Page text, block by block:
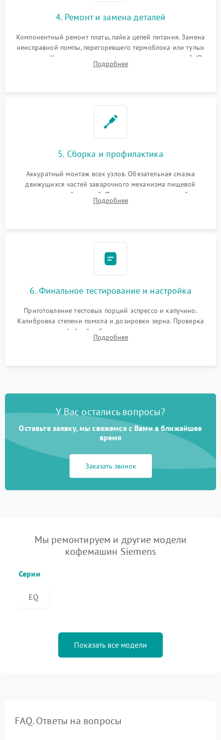
4. Ремонт и замена деталей
Компонентный ремонт платы, пайка цепей питания. Замена
неисправной помпы, перегоревшего термоблока или тупых
жерновов. Установка новых силиконовых уплотнителей (O-
ring) и тефлоновых трубок для надежного устранения
Подробнее
5. Сборка и профилактика
Аккуратный монтаж всех узлов. Обязательная смазка
движущихся частей заварочного механизма пищевой
силиконовой смазкой. Проведение программной
декальцинации и очистки системы от кофейных масел.
Подробнее
6. Финальное тестирование и настройка
Приготовление тестовых порций эспрессо и капучино.
Калибровка степени помола и дозировки зерна. Проверка
плотности кофейной таблетки, температуры напитка и
качества молочной пены. Контроль отсутствия посторонних
Подробнее
У Вас остались вопросы?
Оставьте заявку, мы свяжемся с Вами в ближайшее
время
Заказать звонок
Мы ремонтируем и другие модели
кофемашин Siemens
Серии
EQ
Показать все модели
FAQ. Ответы на вопросы